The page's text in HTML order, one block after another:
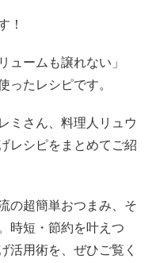
！
ュームも譲れない」
たレシピです。
ミさん、料理人リュウ
レシピをまとめてご紹
の超簡単おつまみ、そ
時短・節約を叶えつ
活用術を、ぜひご覧く